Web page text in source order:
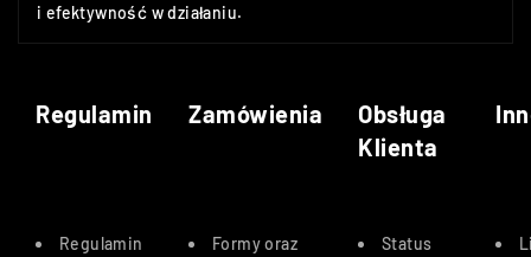
i efektywność w działaniu.
Regulamin Zamówienia
Obsługa
Klienta
Regulamin
Formy oraz
Status